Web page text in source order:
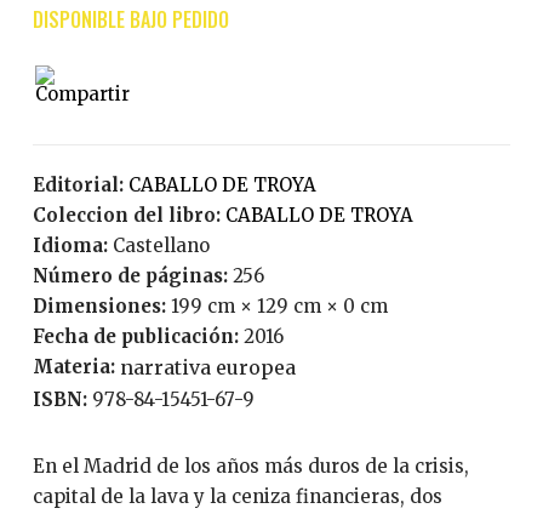
Editorial:
CABALLO DE TROYA
Coleccion del libro:
CABALLO DE TROYA
Idioma:
Castellano
Número de páginas:
256
Dimensiones: 199 cm × 129 cm × 0 cm
Fecha de publicación:
2016
Materia: narrativa europea
ISBN: 978-84-15451-67-9
En el Madrid de los años más duros de la crisis,
capital de la lava y la ceniza financieras, dos